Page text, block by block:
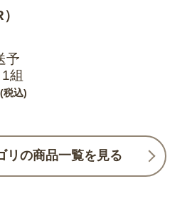
予
組
込)
リの商品一覧を見る